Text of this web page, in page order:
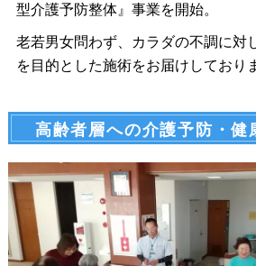
型介護予防整体』事業を開始。
老若男女問わず、カラダの不調に対
を目的とした施術をお届けしており
高齢者層への介護予防・健